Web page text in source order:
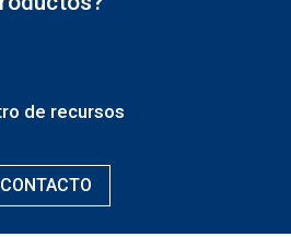
de recursos
CONTACTO